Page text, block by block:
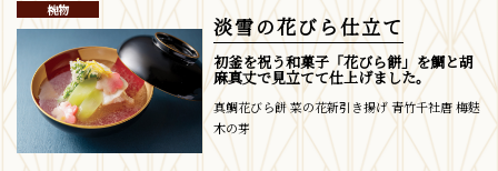
椀物
淡雪の花びら仕立て
初釜を祝う和菓子「花びら餅」を鯛と胡
麻真丈で見立てて仕上げました。
真鯛花びら餅 菜の花新引き揚げ 青竹千社唐 梅麩
木の芽